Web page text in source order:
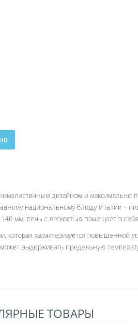
дизайном и
национальному блюду Италии –
мм, печь с легкостью помещает в
характеризуется повышенной
выдерживать предельную
ТОВАРЫ